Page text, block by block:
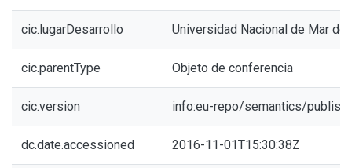
cic.lugarDesarrollo Universidad Nacional de Mar
cic.parentType Objeto de conferencia
cic.version info:eu-repo/semantics/
dc.date.accessioned 2016-11-01T15:30:38Z